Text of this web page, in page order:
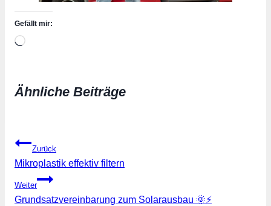
Gefällt mir:
Wird
Ähnliche Beiträge
Beitragsnavigation
Zurück
Mikroplastik effektiv filtern
Weiter
Grundsatzvereinbarung zum Solarausbau 🌞⚡️